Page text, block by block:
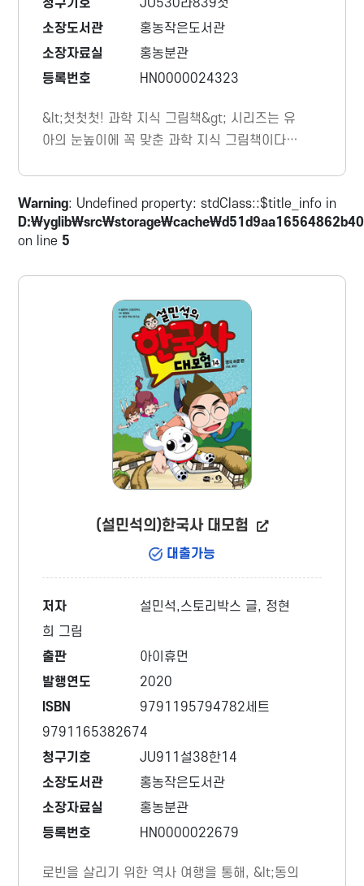
청구기호
JU530라839첫
소장도서관
홍농작은도서관
소장자료실
홍농분관
등록번호
HN0000024323
&lt;첫첫첫! 과학 지식 그림책&gt; 시리즈는 유
아의 눈높이에 꼭 맞춘 과학 지식 그림책이다.
흥미로운 내용으로 구성되어 있어 우리 아이들
이 과학에 더욱 흥미를 느끼게 도와준다.
Warning: Undefined property: stdClass::$title_info in
on line 5
(설민석의)한국사 대모험
대출가능
저자
설민석,스토리박스 글, 정현
희 그림
출판
아이휴먼
발행연도
2020
ISBN
9791195794782세트
9791165382674
청구기호
JU911설38한14
소장도서관
홍농작은도서관
소장자료실
홍농분관
등록번호
HN0000022679
로빈을 살리기 위한 역사 여행을 통해, &lt;동의